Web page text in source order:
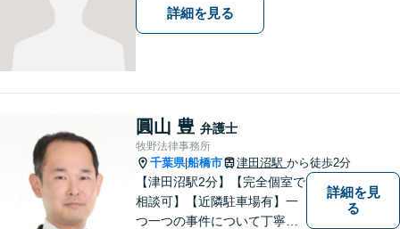
詳細を見る
圓山 豊 弁護士
牧野法律事務所
千葉県|船橋市 津田沼駅 から徒歩2分
【津田沼駅2分】【完全個室で
相談可】【近隣駐車場有】一
つ一つの事件について丁寧に
詳細を見
る